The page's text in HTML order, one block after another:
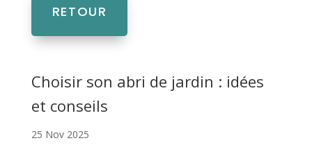
RETOUR
Choisir son abri de jardin : idées
et conseils
25 Nov 2025